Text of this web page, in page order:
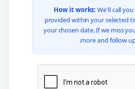
How it works: We'll call
provided within your selected
your chosen date. If we miss
more and follow